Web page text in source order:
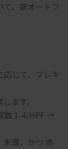
、新オートフ
じて、フレキ
ます。
1-4/HPF →
満、かつ 赤